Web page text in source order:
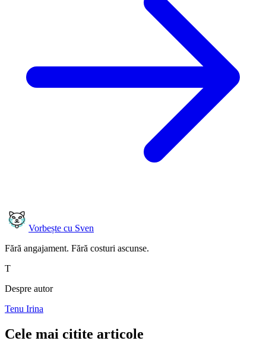
Vorbește cu Sven
Fără angajament. Fără costuri ascunse.
T
Despre autor
Tenu Irina
Cele mai citite articole